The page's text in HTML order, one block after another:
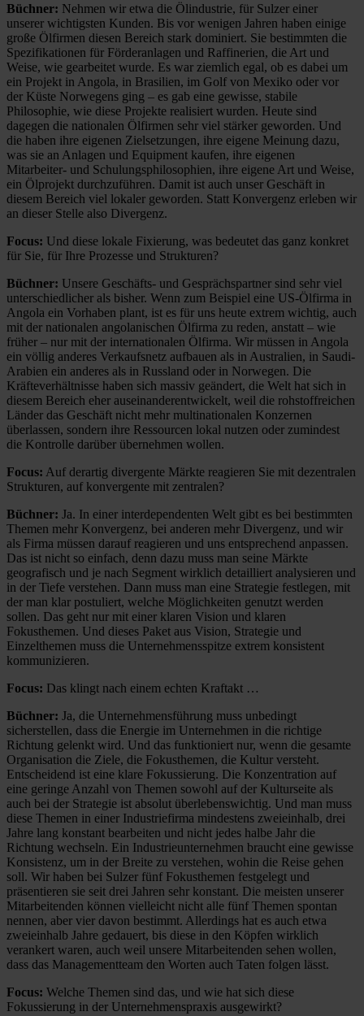
Büchner: Nehmen wir etwa die Ölindustrie, für Sulzer einer
unserer wichtigsten Kunden. Bis vor wenigen Jahren haben einige
große Ölfirmen diesen Bereich stark dominiert. Sie bestimmten die
Spezifikationen für Förderanlagen und Raffinerien, die Art und
Weise, wie gearbeitet wurde. Es war ziemlich egal, ob es dabei um
ein Projekt in Angola, in Brasilien, im Golf von Mexiko oder vor
der Küste Norwegens ging – es gab eine gewisse, stabile
Philosophie, wie diese Projekte realisiert wurden. Heute sind
dagegen die nationalen Ölfirmen sehr viel stärker geworden. Und
die haben ihre eigenen Zielsetzungen, ihre eigene Meinung dazu,
was sie an Anlagen und Equipment kaufen, ihre eigenen
Mitarbeiter- und Schulungsphilosophien, ihre eigene Art und Weise,
ein Ölprojekt durchzuführen. Damit ist auch unser Geschäft in
diesem Bereich viel lokaler geworden. Statt Konvergenz erleben wir
an dieser Stelle also Divergenz.
Focus: Und diese lokale Fixierung, was bedeutet das ganz konkret
für Sie, für Ihre Prozesse und Strukturen?
Büchner: Unsere Geschäfts- und Gesprächspartner sind sehr viel
unterschiedlicher als bisher. Wenn zum Beispiel eine US-Ölfirma in
Angola ein Vorhaben plant, ist es für uns heute extrem wichtig, auch
mit der nationalen angolanischen Ölfirma zu reden, anstatt – wie
früher – nur mit der internationalen Ölfirma. Wir müssen in Angola
ein völlig anderes Verkaufsnetz aufbauen als in Australien, in Saudi-
Arabien ein anderes als in Russland oder in Norwegen. Die
Kräfteverhältnisse haben sich massiv geändert, die Welt hat sich in
diesem Bereich eher auseinanderentwickelt, weil die rohstoffreichen
Länder das Geschäft nicht mehr multinationalen Konzernen
überlassen, sondern ihre Ressourcen lokal nutzen oder zumindest
die Kontrolle darüber übernehmen wollen.
Focus: Auf derartig divergente Märkte reagieren Sie mit dezentralen
Strukturen, auf konvergente mit zentralen?
Büchner: Ja. In einer interdependenten Welt gibt es bei bestimmten
Themen mehr Konvergenz, bei anderen mehr Divergenz, und wir
als Firma müssen darauf reagieren und uns entsprechend anpassen.
Das ist nicht so einfach, denn dazu muss man seine Märkte
geografisch und je nach Segment wirklich detailliert analysieren und
in der Tiefe verstehen. Dann muss man eine Strategie festlegen, mit
der man klar postuliert, welche Möglich­keiten genutzt werden
sollen. Das geht nur mit einer klaren Vision und klaren
Fokusthemen. Und dieses Paket aus Vision, Strategie und
Einzelthemen muss die Unternehmensspitze extrem konsistent
kommunizieren.
Focus: Das klingt nach einem echten Kraftakt …
Büchner: Ja, die Unternehmensführung muss unbedingt
sicherstellen, dass die Energie im Unternehmen in die richtige
Richtung gelenkt wird. Und das funktioniert nur, wenn die gesamte
Organisation die Ziele, die Fokusthemen, die Kultur versteht.
Entscheidend ist eine klare Fokussierung. Die Konzentration auf
eine geringe Anzahl von Themen sowohl auf der Kulturseite als
auch bei der Strategie ist absolut überlebenswichtig. Und man muss
diese Themen in einer Industriefirma mindestens zweieinhalb, drei
Jahre lang konstant bearbeiten und nicht jedes halbe Jahr die
Richtung wechseln. Ein Industrieunternehmen braucht eine gewisse
Konsistenz, um in der Breite zu verstehen, wohin die Reise gehen
soll. Wir haben bei Sulzer fünf Fokusthemen festgelegt und
präsentieren sie seit drei Jahren sehr konstant. Die meisten unserer
Mitar­beitenden können vielleicht nicht alle fünf Themen spontan
nennen, aber vier davon bestimmt. Allerdings hat es auch etwa
zweieinhalb Jahre gedauert, bis diese in den Köpfen wirklich
verankert waren, auch weil unsere Mitarbeitenden sehen wollen,
dass das Managementteam den Worten auch Taten folgen lässt.
Focus: Welche Themen sind das, und wie hat sich diese
Fokussierung in der Unternehmenspraxis ausgewirkt?